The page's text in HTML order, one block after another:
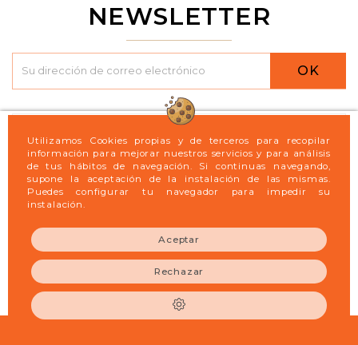
Utilizamos Cookies propias y de terceros para recopilar
información para mejorar nuestros servicios y para análisis
de tus hábitos de navegación. Si continuas navegando,
supone la aceptación de la instalación de las mismas.
Puedes configurar tu navegador para impedir su
instalación.
Aceptar
Rechazar
NEWSLETTER
OK
Legal 
Mi cuenta
Información de la tienda 